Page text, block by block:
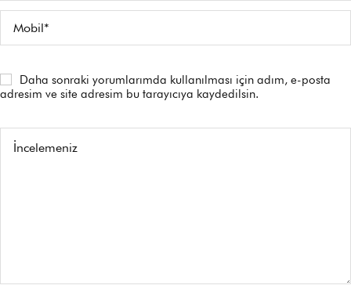
Daha sonraki yorumlarımda kullanılması için adım, e-posta
adresim ve site adresim bu tarayıcıya kaydedilsin.